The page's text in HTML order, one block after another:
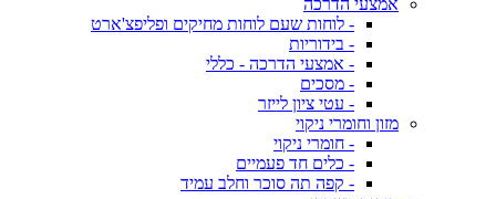
אמצעי הדרכה
- לוחות שעם לוחות מחיקים ופליפצ'ארט
- בידוריות
- אמצעי הדרכה - כללי
- מסכים
- עטי ציון לייזר
מזון וחומרי ניקוי
- חומרי ניקוי
- כלים חד פעמיים
- קפה תה סוכר וחלב עמיד